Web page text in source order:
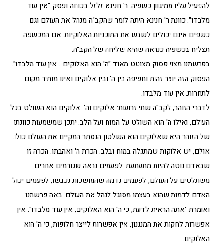
להפעיל עליו ממיגוון כשפיה. ר' חנינא זלזל בכוחה ופסק "אין עוד
מלבדו". כוונת ר' חנינא היתה לומר שהקב"ה מנהל את העולם וגם
כשפים אינם יכולים לשבש את התוכניות האלוקיות. אם המכשפה
תצליח בכשפיה כנראה שהיא שליחה של הקב"ה.
בפרשתנו מצוי פסוק מצוטט מאוד "ה' הוא האלוקים… אין עוד מלבדו".
הפסוק הזה יוצר זהות וחפיפה בין ה' ובין אלוקים ואינו מותיר מקום
לתחרות: אין עוד מלבדו.
לדברי הזוהר, לקב"ה שתי זרועות: אלוקים וה'. אלוקים הוא השולט בכל
העולם, ואילו ה' הוא השולט על המוח ועל הלב. יתכן שמשמעות כוונתו
של הזוהר היא שאלוקים הוא השלטון הנסתר המקיים את העולם כולו.
אולם, יש אלוקות שמתגלה במוח ובלב: הכרת ה' ואהבתו. הכרה זו
שבאדם נוטה להיות מתעתעת. לפעמים נראה שגורמים אחרים
משתלטים על העולם, לפעמים נדמה שהמושכות נכבשו, לפעמים יכול
האדם לדמות שהוא בעצמו מסוגל לנהל את העולם. באה פרשתנו
ואומרת "אתה הראית לדעת, כי ה' הוא האלוקים, אין עוד מלבדו". אין
אפשרות לחקות את המנגנון, אין אפשרות לייצר חלופות, כי ה' הוא
האלוקים.